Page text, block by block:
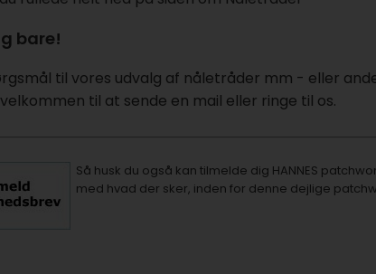
bare!
til vores udvalg af nåletråder mm - eller
velkommen til at sende en mail eller ringe til os.
Så husk du også kan tilmelde dig HANNES
med hvad der sker, inden for denne dejlige